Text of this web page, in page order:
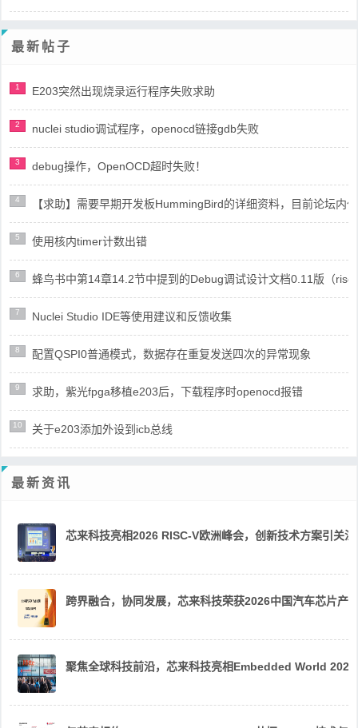
最新帖子
1 E203突然出现烧录运行程序失败求助
2 nuclei studio调试程序，openocd链接gdb失败
3 debug操作，OpenOCD超时失败！
4 【求助】需要早期开发板HummingBird的详细资料，目前论坛内
5 使用核内timer计数出错
6 蜂鸟书中第14章14.2节中提到的Debug调试设计文档0.11版（
7 Nuclei Studio IDE等使用建议和反馈收集
8 配置QSPI0普通模式，数据存在重复发送四次的异常现象
9 求助，紫光fpga移植e203后，下载程序时openocd报错
10 关于e203添加外设到icb总线
最新资讯
芯来科技亮相2026 RISC-V欧洲峰会，创新技术方案引关注
跨界融合，协同发展，芯来科技荣获2026中国汽车芯片产
聚焦全球科技前沿，芯来科技亮相Embedded World 2026